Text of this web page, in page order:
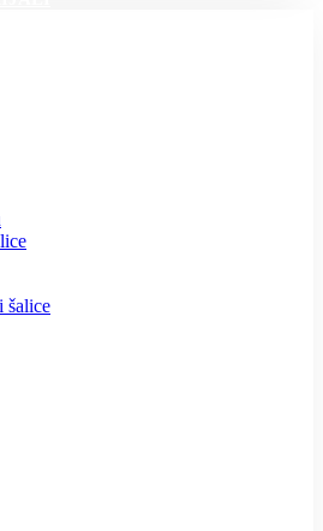
šalice